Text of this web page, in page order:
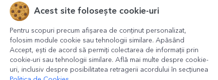
Acest site folosește cookie-uri
Pentru scopuri precum afișarea de conținut personalizat,
folosim module cookie sau tehnologii similare. Apăsând
Accept, ești de acord să permiți colectarea de informații prin
cookie-uri sau tehnologii similare. Află mai multe despre cookie-
uri, inclusiv despre posibilitatea retragerii acordului în secțiunea